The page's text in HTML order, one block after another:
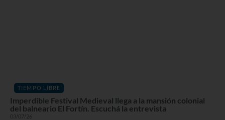
TIEMPO LIBRE
Imperdible Festival Medieval llega a la mansión colonial
del balneario El Fortín. Escuchá la entrevista
03/07/26